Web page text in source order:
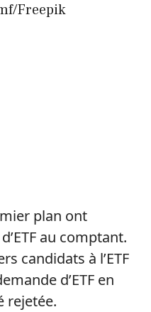
Freepik
plan ont
au comptant.
candidats à l’ETF
d’ETF en
rejetée.